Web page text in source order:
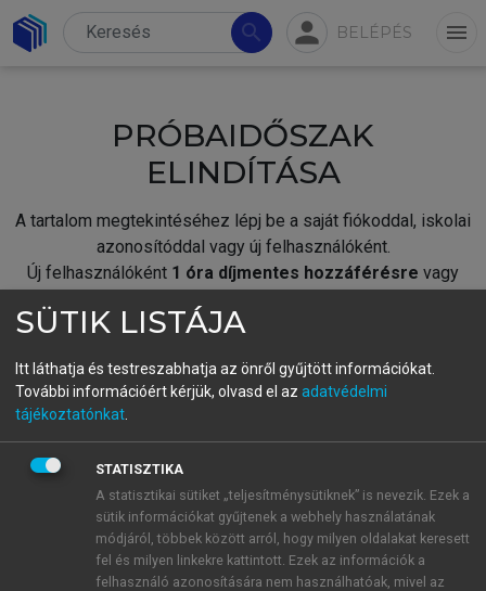
search person BELÉPÉS menu
PRÓBAIDŐSZAK
ELINDÍTÁSA
A tartalom megtekintéséhez lépj be a saját fiókoddal, iskolai
azonosítóddal vagy új felhasználóként.
Új felhasználóként 1 óra díjmentes hozzáférésre vagy
fiókoddal,vagy hozz létre új fiókot.
A regisztráció után apróbaidőszakautomatikusan
BELÉPÉS SAJÁT FIÓKKAL
ÚJ FIÓK LÉTREHOZÁSA
1 óra díjmentes hozzáférés
SÜTIK LISTÁJA
Itt láthatja és testreszabhatja az önről gyűjtött információkat.
További információért kérjük, olvasd el az adatvédelmi
tájékoztatónkat
STATISZTIKA
A statisztikai sütiket „teljesítménysütiknek” is nevezik. Ezek a
sütik információkat gyűjtenek a webhely használatának
módjáról, többek között arról, hogy milyen oldalakat keresett
fel és milyen linkekre kattintott. Ezek az információk a
felhasználó azonosítására nem használhatóak, mivel az